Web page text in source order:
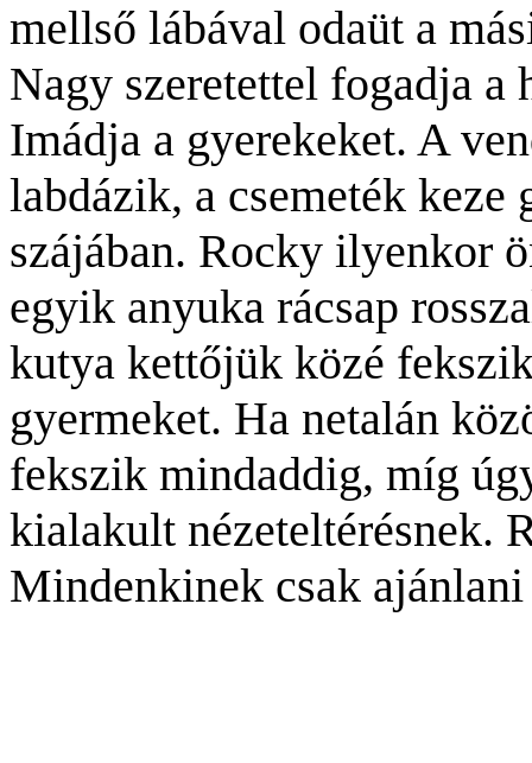
mellső lábával odaüt a
Nagy szeretettel fogadja a
Imádja a gyerekeket. A
labdázik, a csemeték
szájában. Rocky ilyenkor
egyik anyuka rácsap
kutya kettőjük közé
gyermeket. Ha netalán
fekszik mindaddig, míg
kialakult nézeteltérésnek.
Mindenkinek csak